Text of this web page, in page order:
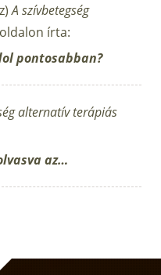
A szívbetegség
oldalon írta:
pontosabban?
alternatív terápiás
az…